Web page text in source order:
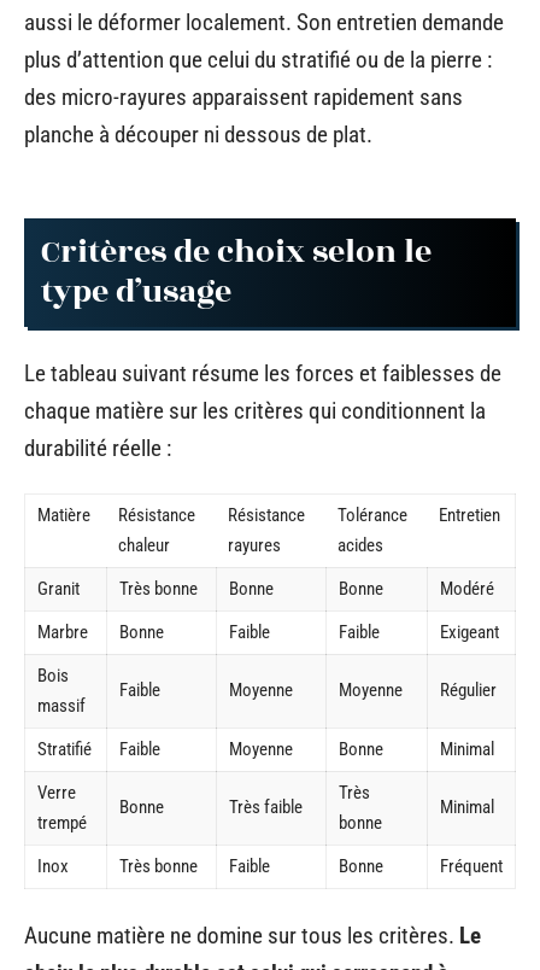
aussi le déformer localement. Son entretien demande
plus d’attention que celui du stratifié ou de la pierre :
des micro-rayures apparaissent rapidement sans
planche à découper ni dessous de plat.
Critères de choix selon le
type d’usage
Le tableau suivant résume les forces et faiblesses de
chaque matière sur les critères qui conditionnent la
durabilité réelle :
Matière
Résistance
chaleur
Résistance
rayures
Tolérance
acides
Entretien
Granit Très bonne Bonne Bonne
Modéré
Marbre
Bonne Faible Faible
Exigeant
Bois
massif
Faible Moyenne Moyenne Régulier
Stratifié Faible Moyenne Bonne
Minimal
Verre
trempé
Bonne Très faible
Très
bonne
Minimal
Inox Très bonne Faible Bonne Fréquent
Aucune matière ne domine sur tous les critères. Le